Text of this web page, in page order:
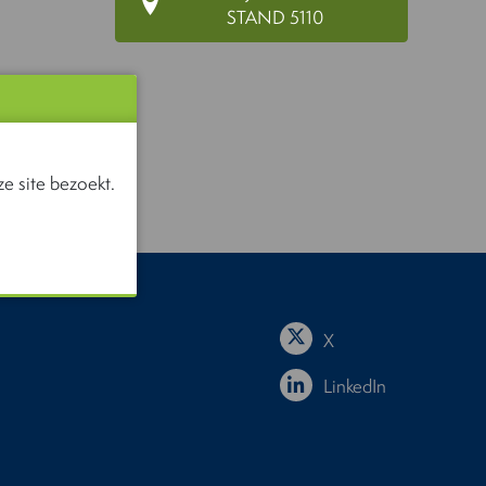
STAND 5110
X
LinkedIn
site bezoekt.